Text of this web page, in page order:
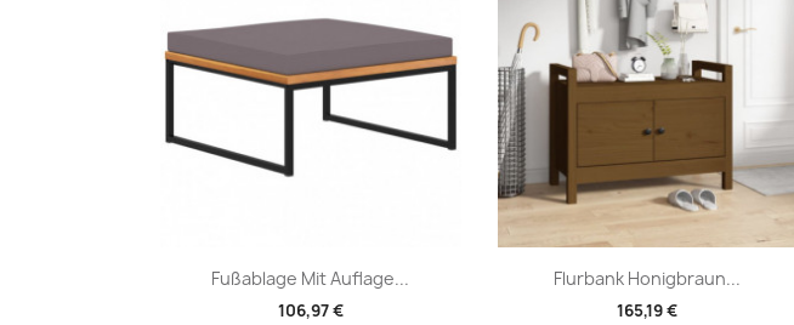
Fußablage Mit Auflage...
106,97 €
Vorschau Flurbank Honigbraun...
165,19 €
Vorschau